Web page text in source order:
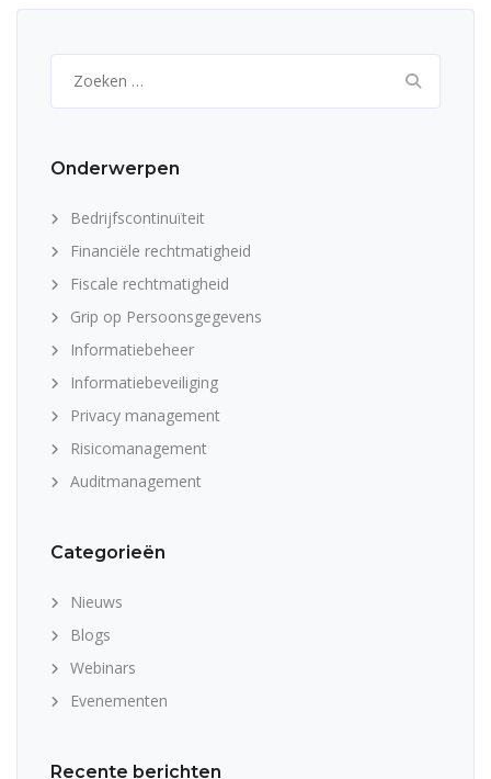
naar:
Onderwerpen
Bedrijfscontinuïteit
Financiële rechtmatigheid
Fiscale rechtmatigheid
Grip op Persoonsgegevens
Informatiebeheer
Informatiebeveiliging
Privacy management
Risicomanagement
Auditmanagement
Categorieën
Nieuws
Blogs
Webinars
Evenementen
Recente berichten